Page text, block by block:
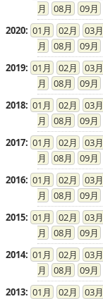
08
09
2020: 01 02 03
08
09
2019: 01 02 03
08
09
2018: 01 02 03
08
09
2017: 01 02 03
08
09
2016: 01 02 03
08
09
2015: 01 02 03
08
09
2014: 01 02 03
08
09
2013: 01 02 03